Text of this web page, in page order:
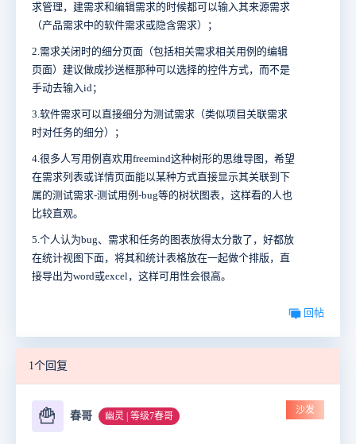
求管理，建需求和编辑需求的时候都可以输入其来源需求
（产品需求中的软件需求或隐含需求）；
2.需求关闭时的细分页面（包括相关需求相关用例的编辑
页面）建议做成抄送框那种可以选择的控件方式，而不是
手动去输入id；
3.软件需求可以直接细分为测试需求（类似项目关联需求
时对任务的细分）；
4.很多人写用例喜欢用freemind这种树形的思维导图，希望
在需求列表或详情页面能以某种方式直接显示其关联到下
属的测试需求-测试用例-bug等的树状图表，这样看的人也
比较直观。
5.个人认为bug、需求和任务的图表放得太分散了，好都放
在统计视图下面，将其和统计表格放在一起做个排版，直
接导出为word或excel，这样可用性会很高。
回帖
1个回复
🍟 春哥 幽灵 | 等级7春哥
沙发